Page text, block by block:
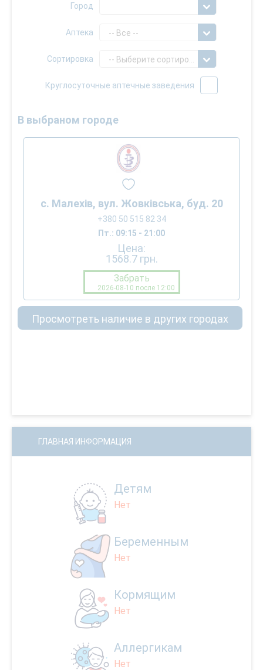
Город
Аптека -- Все --
Сортировка
Круглосуточные аптечные заведения
В выбраном городе
с. Малехів, вул. Жовківська, буд. 20
+380 50 515 82 34
Пт.: 09:15 - 21:00
Цена:
1568.7 грн.
Забрать
2026-08-10 после 12:00
Просмотреть наличие в других городах
ГЛАВНАЯ ИНФОРМАЦИЯ
Детям
Нет
Беременным
Нет
Кормящим
Нет
Аллергикам
Нет